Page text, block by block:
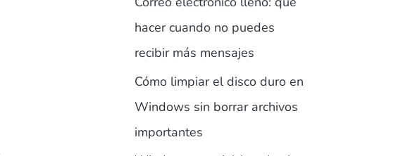
hacer cuando no puedes
recibir más mensajes
Cómo limpiar el disco duro en
Windows sin borrar archivos
importantes